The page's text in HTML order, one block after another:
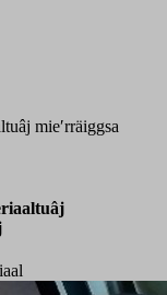
mieʹrräiggsa